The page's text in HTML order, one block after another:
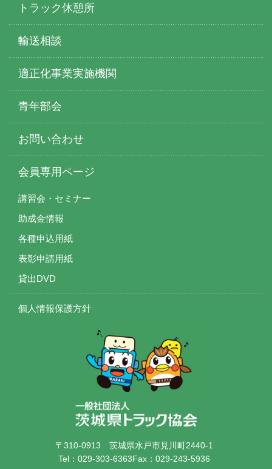
トラック休憩所
輸送相談
適正化事業実施機関
青年部会
お問い合わせ
会員専用ページ
講習会・セミナー
助成金情報
各種申込用紙
表彰申請用紙
貸出DVD
個人情報保護方針
〒310-0913 茨城県水戸市見川町2440-1
Tel：029-303-6363Fax：029-243-5936